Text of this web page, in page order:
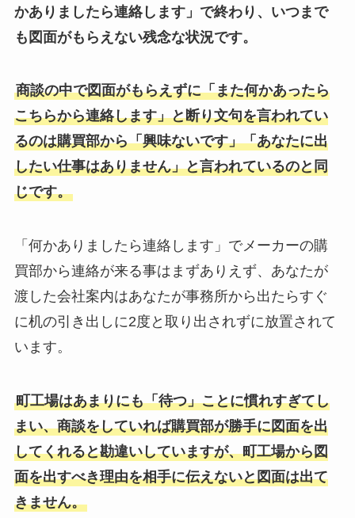
かありましたら連絡します」で終わり、いつまで
も図面がもらえない残念な状況です。
商談の中で図面がもらえずに「また何かあったら
こちらから連絡します」と断り文句を言われてい
るのは購買部から「興味ないです」「あなたに出
したい仕事はありません」と言われているのと同
じです。
「何かありましたら連絡します」でメーカーの購
買部から連絡が来る事はまずありえず、あなたが
渡した会社案内はあなたが事務所から出たらすぐ
に机の引き出しに2度と取り出されずに放置されて
います。
町工場はあまりにも「待つ」ことに慣れすぎてし
まい、商談をしていれば購買部が勝手に図面を出
してくれると勘違いしていますが、町工場から図
面を出すべき理由を相手に伝えないと図面は出て
きません。